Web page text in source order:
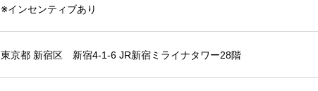
※インセンティブあり
東京都 新宿区 新宿4-1-6 JR新宿ミライナタワー28階